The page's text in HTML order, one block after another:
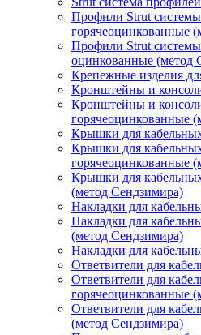
Профили Strut системы
горячеоцинкованные
Профили Strut системы
оцинкованные (метод
Крепежные изделия
Кронштейны и
Кронштейны и
горячеоцинкованные
Крышки для
Крышки для
горячеоцинкованные
Крышки для
(метод Сендзимира)
Накладки для
Накладки для
(метод Сендзимира)
Накладки для
Ответвители для
Ответвители для
горячеоцинкованные
Ответвители для
(метод Сендзимира)